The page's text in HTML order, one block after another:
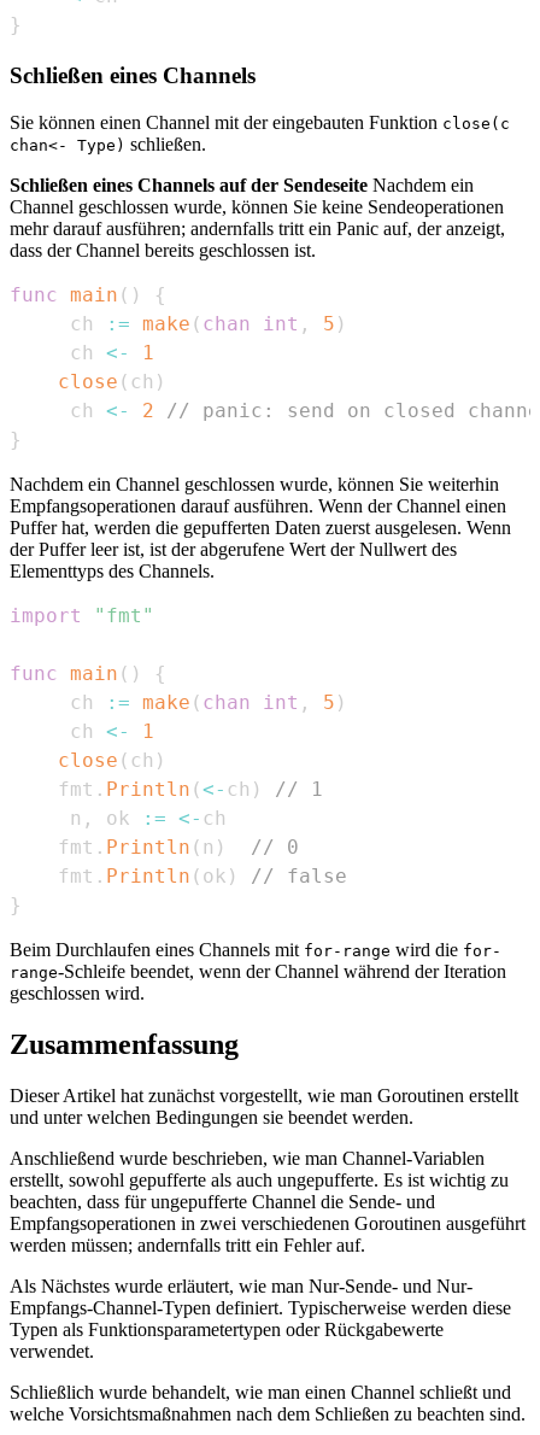
}
Schließen eines Channels
Sie können einen Channel mit der eingebauten Funktion close(c
chan<- Type) schließen.
Schließen eines Channels auf der Sendeseite Nachdem ein
Channel geschlossen wurde, können Sie keine Sendeoperationen
mehr darauf ausführen; andernfalls tritt ein Panic auf, der anzeigt,
dass der Channel bereits geschlossen ist.
func main ( )
{
	 ch
:= make ( chan int , 5 )
	 ch
<-
1
close ( ch )
	 ch
<- 2
// panic: send on closed
}
Nachdem ein Channel geschlossen wurde, können Sie weiterhin
Empfangsoperationen darauf ausführen. Wenn der Channel einen
Puffer hat, werden die gepufferten Daten zuerst ausgelesen. Wenn
der Puffer leer ist, ist der abgerufene Wert der Nullwert des
Elementtyps des Channels.
import "fmt"
func main ( )
{
	 ch
:= make ( chan int , 5 )
	 ch
<-
1
close ( ch )
	fmt
. Println (<- ch )
// 1
	 n
, ok := <-
	fmt
. Println ( n )
// 0
	fmt
. Println ( ok )
// false
}
Beim Durchlaufen eines Channels mit for-range wird die for-
range-Schleife beendet, wenn der Channel während der Iteration
geschlossen wird.
Zusammenfassung
Dieser Artikel hat zunächst vorgestellt, wie man Goroutinen erstellt
und unter welchen Bedingungen sie beendet werden.
Anschließend wurde beschrieben, wie man Channel-Variablen
erstellt, sowohl gepufferte als auch ungepufferte. Es ist wichtig zu
beachten, dass für ungepufferte Channel die Sende- und
Empfangsoperationen in zwei verschiedenen Goroutinen ausgeführt
werden müssen; andernfalls tritt ein Fehler auf.
Als Nächstes wurde erläutert, wie man Nur-Sende- und Nur-
Empfangs-Channel-Typen definiert. Typischerweise werden diese
Typen als Funktionsparametertypen oder Rückgabewerte
verwendet.
Schließlich wurde behandelt, wie man einen Channel schließt und
welche Vorsichtsmaßnahmen nach dem Schließen zu beachten sind.